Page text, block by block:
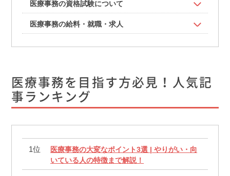
医療事務の資格試験について
医療事務の給料・就職・求人
医療事務を目指す方必見！人気記
事ランキング
医療事務の大変なポイント3選 | やりがい・向
いている人の特徴まで解説！